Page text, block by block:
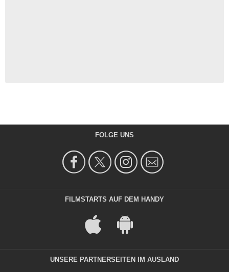
FOLGE UNS
FILMSTARTS AUF DEM HANDY
UNSERE PARTNERSEITEN IM AUSLAND